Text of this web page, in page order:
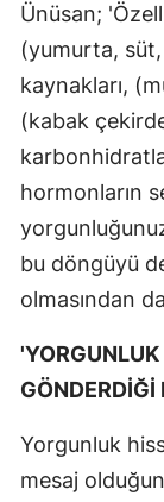
Ünüsan;
(yumurta,
kaynakları,
(kabak
hormonların
bu döngüyü
olmasından
GÖNDERDİĞİ
Yorgunluk
mesaj